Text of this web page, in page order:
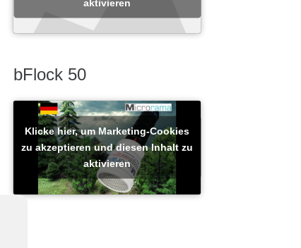
aktivieren
bFlock 50
Klicke hier, um Marketing-Cookies
zu akzeptieren und diesen Inhalt zu
aktivieren